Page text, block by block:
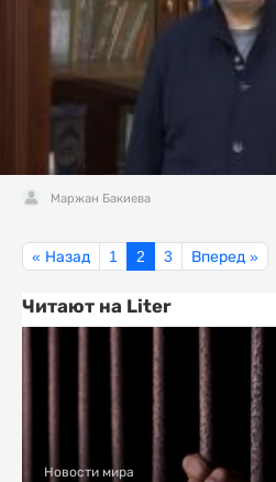
Маржан Бакиева
« Назад 1 2 3 Вперед »
Читают на Liter
Новости мира